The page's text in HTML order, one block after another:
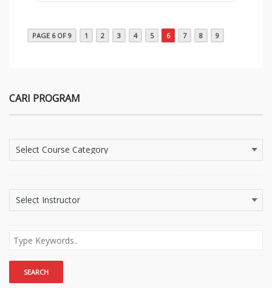
PAGE 6 OF 9 1 2 3 4 5 6 7 8 9
CARI PROGRAM